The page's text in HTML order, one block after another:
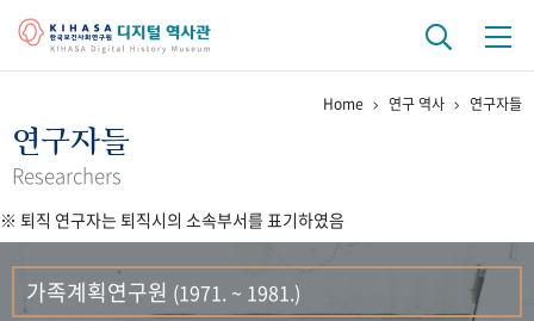
걸어온 길 기관 변천사
연구 역사
정책과 연구 키워드로 보는 연구 역사
연구자들
간행물 변천사
Home 연구 역사 연구자들
연구자들
Researchers
※ 퇴직 연구자는 퇴직시의 소속부서를 표기하였음
가족계획연구원 (1971. ~ 1981.)